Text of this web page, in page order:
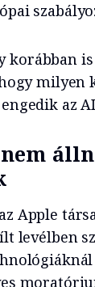
korábban
milyen
az
Apple
levélben